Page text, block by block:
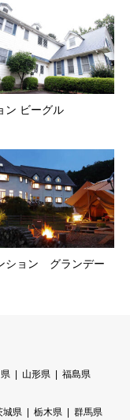
ン ビーグル
ション グランデー
山形県
福島県
城県 栃木県
群馬県